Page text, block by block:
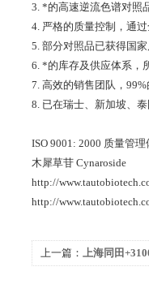
3. *的高速逆流色谱对照
4. 严格的质量控制，通
5. 部分对照品已获得国
6. *的库存及供应体系，
7. 高效的销售团队，
8. 已在瑞士、新加坡、
ISO 9001: 2000 质量管
木犀草苷 Cynaroside
http://
http://
上一篇： 上海同田